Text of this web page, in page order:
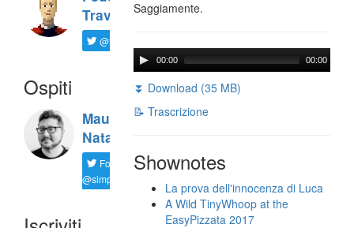
Travaini
@ftrava
Ospiti
Maurizio
Natali
Follow
@simplemal
Saggiamente.
00:00 00:00
⏬ Download (35 MB)
📝 Trascrizione
Shownotes
La prova dell'innocenza di Luca
A Wild TinyWhoop at the
EasyPizzata 2017